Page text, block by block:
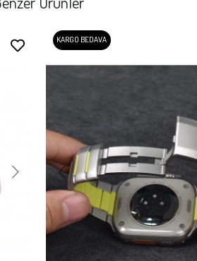
KARGO BEDAVA